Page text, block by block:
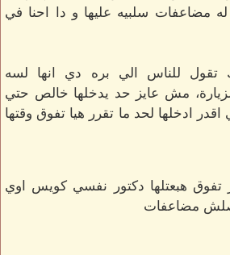
مضاعفات سلبيه عليها و دا احنا في
تقول للناس الي بره دي انها لسه
مش عايز حد يدخلها خالص حتي
ادخلها لحد ما تقرر هيا تفوق وقتها
تفوق هبعتلها دكتور نفسي كويس اوي
مضاعفات